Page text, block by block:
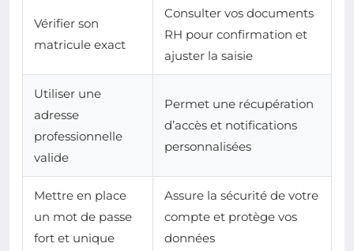
Vérifier son
matricule exact
Consulter vos documents
RH pour confirmation et
ajuster la saisie
Utiliser une
adresse
professionnelle
valide
Permet une récupération
d’accès et notifications
personnalisées
Mettre en place
un mot de passe
fort et unique
Assure la sécurité de votre
compte et protège vos
données